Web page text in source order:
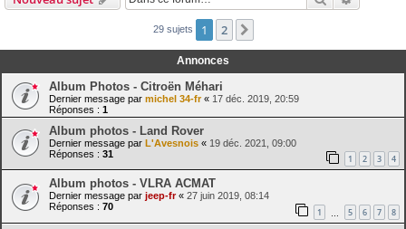
29 sujets 1 2
Annonces
Album Photos - Citroën Méhari
Dernier message par michel 34-fr« 17 déc. 2019, 20:59
Réponses : 1
Album photos - Land Rover
Dernier message par L'Avesnois « 19 déc. 2021, 09:00
Réponses : 31 1 2 3 4
Album photos - VLRA ACMAT
Dernier message par jeep-fr« 27 juin 2019, 08:14
Réponses : 70 1 5 6 7 8